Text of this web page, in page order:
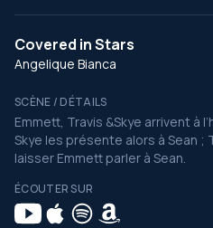
Covered in Stars
Angelique Bianca
SCÈNE / DÉTAILS
Emmett, Travis &Skye arrivent à
Skye les présente alors à Sean
laisser Emmett parler à Sean.
ÉCOUTER SUR